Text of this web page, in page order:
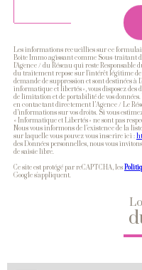
Les informations recueillies sur ce
Boite Immo agissant comme Sous-traitant
l'Agence / du Réseau qui reste Responsable
du traitement repose sur l'intérêt légitime de
demande de suppression et sont destinées
informatique et libertés », vous disposez des
de limitation et de portabilité de vos
en contactant directement l’Agence / Le
d’informations sur vos droits. Si vous
« Informatique et Libertés » ne sont pas
Nous vous informons de l’existence de la
sur laquelle vous pouvez vous inscrire ici :
des Données personnelles, nous vous
de saisie libre.
Ce site est protégé par reCAPTCHA, les
Google s'appliquent.